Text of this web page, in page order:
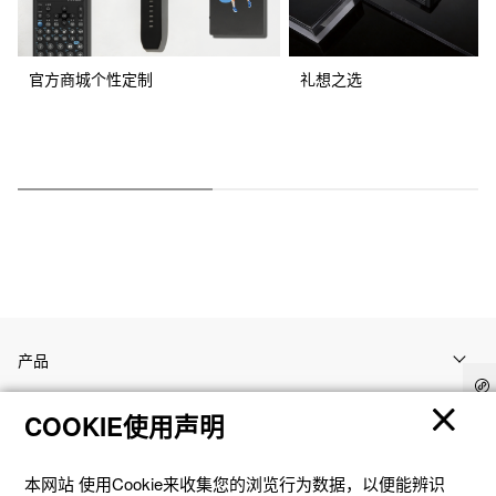
官方商城个性定制 礼想之选
产品
客户支持
资讯
COOKIE使用声明
本网站 使⽤Cookie来收集您的浏览⾏为数据，以便能辨识